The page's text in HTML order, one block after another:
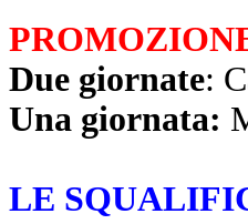
Due giornate:
Una giornata:
LE